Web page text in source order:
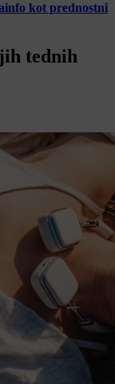
kot prednostni
tednih